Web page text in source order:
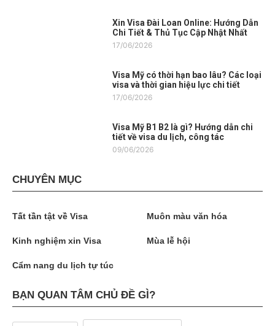
Xin Visa Đài Loan Online: Hướng Dẫn
Chi Tiết & Thủ Tục Cập Nhật Nhất
17/06/2026
Visa Mỹ có thời hạn bao lâu? Các loại
visa và thời gian hiệu lực chi tiết
17/06/2026
Visa Mỹ B1 B2 là gì? Hướng dẫn chi
tiết về visa du lịch, công tác
09/06/2026
CHUYÊN MỤC
Tất tần tật về Visa Muôn màu văn hóa
Kinh nghiệm xin Visa Mùa lễ hội
Cẩm nang du lịch tự túc
BẠN QUAN TÂM CHỦ ĐỀ GÌ?